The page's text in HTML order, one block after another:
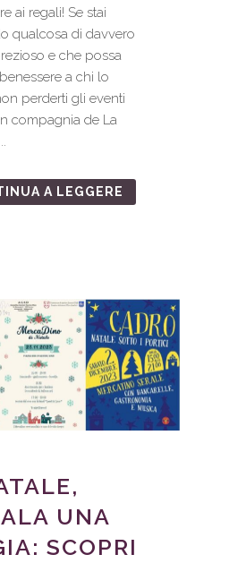
ai regali! Se stai
qualcosa di davvero
e che possa
a chi lo
perderti gli eventi
compagnia de La
A LEGGERE
UNA
SCOPRI